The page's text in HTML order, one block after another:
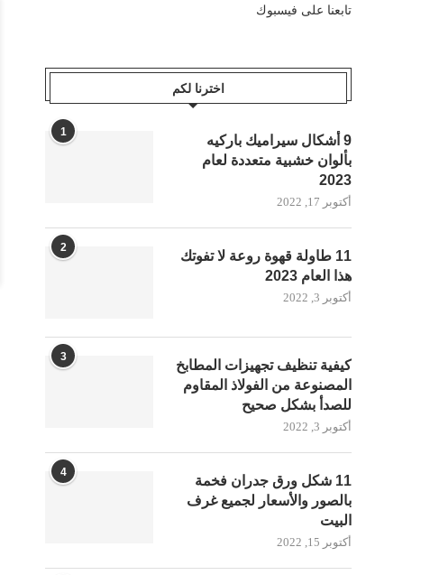
تابعنا على فيسبوك
اخترنا لكم
1
9 أشكال سيراميك باركيه
بألوان خشبية متعددة لعام
2023
أكتوبر 17, 2022
2
11 طاولة قهوة روعة لا تفوتك
هذا العام 2023
أكتوبر 3, 2022
3
كيفية تنظيف تجهيزات المطابخ
المصنوعة من الفولاذ المقاوم
للصدأ بشكل صحيح
أكتوبر 3, 2022
4
11 شكل ورق جدران فخمة
بالصور والأسعار لجميع غرف
البيت
أكتوبر 15, 2022